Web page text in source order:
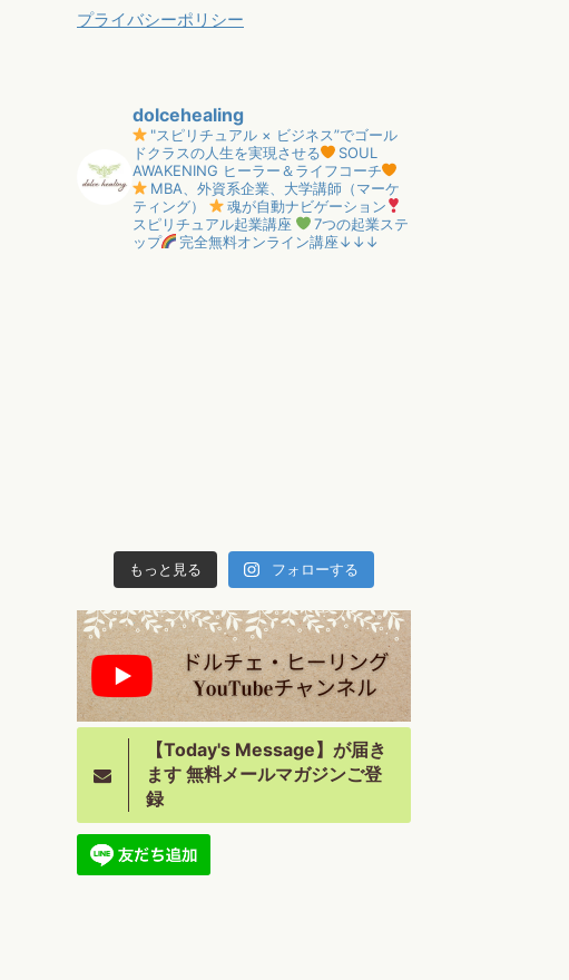
プライバシーポリシー
dolcehealing
"スピリチュアル × ビジネス”でゴール
ドクラスの人生を実現させる
SOUL
AWAKENING ヒーラー＆ライフコーチ
MBA、外資系企業、大学講師（マーケ
ティング）
魂が自動ナビゲーション
スピリチュアル起業講座
7つの起業ステ
ップ
完全無料オンライン講座↓↓↓
もっと見る フォローする
【Today's Message】が届き
ます 無料メールマガジンご登
録